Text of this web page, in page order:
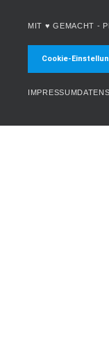
MIT ♥ GEMACHT -
Cookie-
IMPRESSUM